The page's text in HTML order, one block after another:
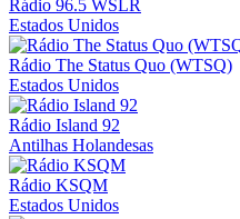
Rádio 96.5 WSLR
Estados Unidos
Rádio The Status Quo (WTSQ)
Estados Unidos
Rádio Island 92
Antilhas Holandesas
Rádio KSQM
Estados Unidos